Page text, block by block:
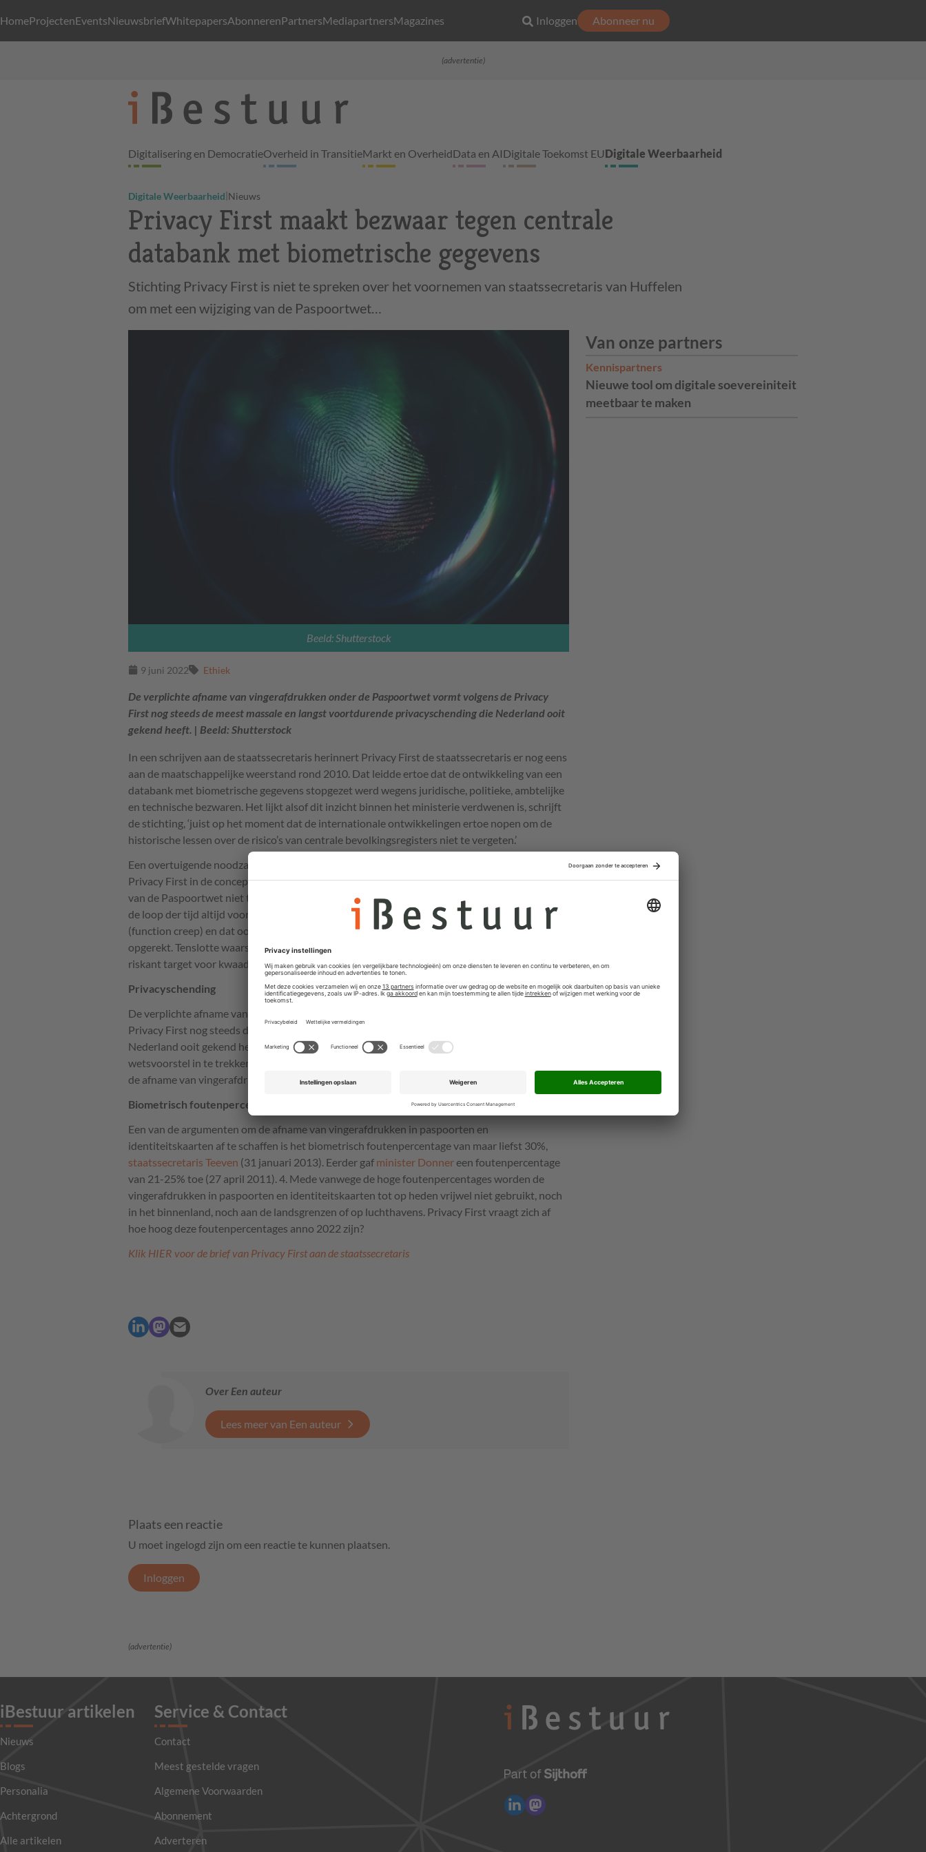
HomeProjectenEventsNieuwsbriefWhitepapersAbonnerenPartnersMediapartnersMagazines Inloggen Abonneer nu
(advertentie)
Digitalisering en DemocratieOverheid in TransitieMarkt en OverheidData en AIDigitale Toekomst EUDigitale Weerbaarheid
Digitale Weerbaarheid|Nieuws
Privacy First maakt bezwaar tegen centrale
databank met biometrische gegevens
Stichting Privacy First is niet te spreken over het voornemen van staatssecretaris van Huffelen
om met een wijziging van de Paspoortwet…
Beeld: Shutterstock
9 juni 2022 Ethiek
Van onze partners
Kennispartners
Nieuwe tool om digitale soevereiniteit
meetbaar te maken
De verplichte afname van vingerafdrukken onder de Paspoortwet vormt volgens de Privacy
First nog steeds de meest massale en langst voortdurende privacyschending die Nederland ooit
gekend heeft. | Beeld: Shutterstock
In een schrijven aan de staatssecretaris herinnert Privacy First de staatssecretaris er nog eens
aan de maatschappelijke weerstand rond 2010. Dat leidde ertoe dat de ontwikkeling van een
databank met biometrische gegevens stopgezet werd wegens juridische, politieke, ambtelijke
en technische bezwaren. Het lijkt alsof dit inzicht binnen het ministerie verdwenen is, schrijft
de stichting, ‘juist op het moment dat de internationale ontwikkelingen ertoe nopen om de
historische lessen over de risico’s van centrale bevolkingsregisters niet te vergeten.’
Een overtuigende noodzaak en proportionaliteit van een dergelijke databank is volgens
Privacy First in de concept-memorie van toelichting bij het huidige wetsvoorstel tot wijziging
van de Paspoortwet niet te vinden. De ervaring leert bovendien dat dergelijke databanken in
de loop der tijd altijd voor allerlei onvoorziene doelen zullen worden gebruikt en misbruikt
(function creep) en dat oorspronkelijke bewaartermijnen steeds verder zullen worden
opgerekt. Tenslotte waarschuwen ze dat met een centrale biometrische databank een uiterst
riskant target voor kwaadwillenden gecreëerd.
Privacyschending
De verplichte afname van ieders vingerafdrukken onder de Paspoortwet vormt volgens de
Privacy First nog steeds de meest massale en langst voortdurende privacyschending die
Nederland ooit gekend heeft. Ze verzoeken de staatssecretaris om het onderhavige concept-
wetsvoorstel in te trekken en te vervangen door een nieuw wetsvoorstel ter afschaffing van
de afname van vingerafdrukken onder de Paspoortwet, ook tegen het Europese beleid in.
Biometrisch foutenpercentage
Een van de argumenten om de afname van vingerafdrukken in paspoorten en
identiteitskaarten af te schaffen is het biometrisch foutenpercentage van maar liefst 30%,
staatssecretaris Teeven (31 januari 2013). Eerder gaf minister Donner een foutenpercentage
van 21-25% toe (27 april 2011). 4. Mede vanwege de hoge foutenpercentages worden de
vingerafdrukken in paspoorten en identiteitskaarten tot op heden vrijwel niet gebruikt, noch
in het binnenland, noch aan de landsgrenzen of op luchthavens. Privacy First vraagt zich af
hoe hoog deze foutenpercentages anno 2022 zijn?
Klik HIER voor de brief van Privacy First aan de staatssecretaris
Over Een auteur
Lees meer van Een auteur
Plaats een reactie
U moet ingelogd zijn om een reactie te kunnen plaatsen.
Inloggen
(advertentie)
iBestuur artikelen
Nieuws
Blogs
Personalia
Achtergrond
Alle artikelen
Service & Contact
Contact
Meest gestelde vragen
Algemene Voorwaarden
Abonnement
Adverteren